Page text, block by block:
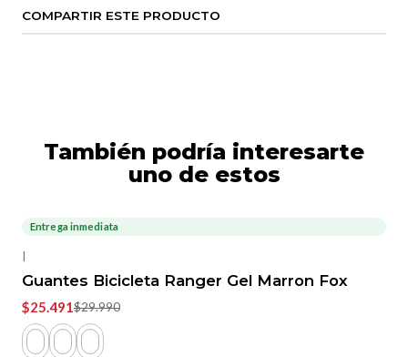
COMPARTIR ESTE PRODUCTO
También podría interesarte
uno de estos
-15%
Entrega inmediata
|
Guantes Bicicleta Ranger Gel Marron Fox
$25.491$29.990